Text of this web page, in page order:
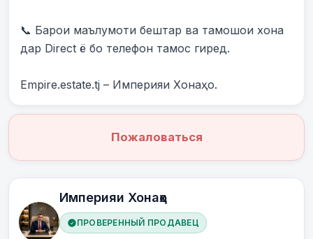
📞 Барои маълумоти бештар ва тамошои хона
дар Direct ё бо телефон тамос гиред.
Empire.estate.tj – Империяи Хонаҳо.
Пожаловаться
Империяи Хонаҳо
ПРОВЕРЕННЫЙ ПРОДАВЕЦ